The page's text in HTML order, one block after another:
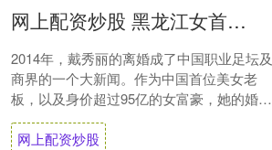
网上配资炒股 黑龙江女首富戴秀丽，身价95亿却惨遭离婚，英国丈夫：厌倦太富裕
2014年，戴秀丽的离婚成了中国职业足坛及
商界的一个大新闻。作为中国首位美女老
板，以及身价超过95亿的女富豪，她的婚姻
也成为了人们议论的焦点。戴秀丽生活奢
华，家....
网上配资炒股